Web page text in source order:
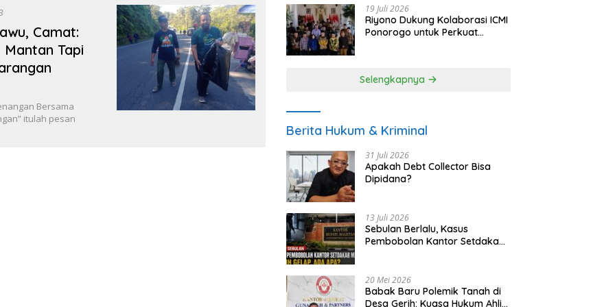
Camat:
Tapi
Bersama
itulah pesan
19 Juli 2026
Riyono Dukung Kolaborasi ICMI
Ponorogo untuk Perkuat
Selengkapnya
Berita Hukum & Kriminal
31 Juli 2026
Apakah Debt Collector Bisa
Dipidana?
13 Juli 2026
Sebulan Berlalu, Kasus
Pembobolan Kantor Setdakab
20 Mei 2026
Babak Baru Polemik Tanah di
Desa Gerih: Kuasa Hukum Ahli